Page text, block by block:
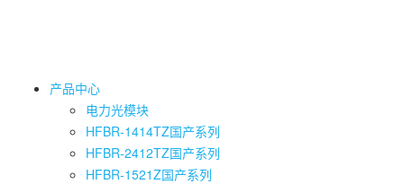
产品中心
电力光模块
HFBR-1414TZ国产系列
HFBR-2412TZ国产系列
HFBR-1521Z国产系列